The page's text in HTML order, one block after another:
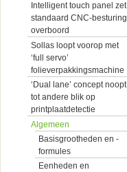
Intelligent touch panel zet
standaard CNC-besturing
overboord
Sollas loopt voorop met
‘full servo’
folieverpakkingsmachine
‘Dual lane’ concept noopt
tot andere blik op
printplaatdetectie
Algemeen
Basisgrootheden en -
formules
Eenheden en